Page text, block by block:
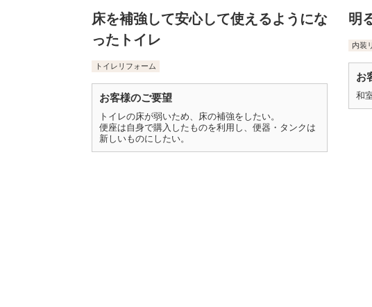
床を補強して安心して使えるようにな
ったトイレ
トイレリフォーム
お客様のご要望
トイレの床が弱いため、床の補強をしたい。
便座は自身で購入したものを利用し、便器・タンクは
新しいものにしたい。
明
内装
お
和